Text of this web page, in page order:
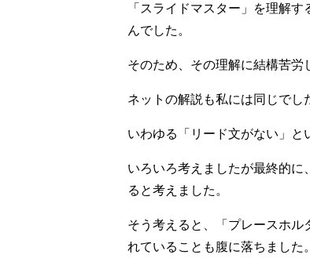
「スライドマスター」を理解
んでした。
そのため、その理解に結構苦労
ネットの解説も私には同じでし
いわゆる「リード文がない」と
いろいろ考えましたが最終的
ると考えました。
そう考えると、「プレースホル
れていることも腹に落ちました。